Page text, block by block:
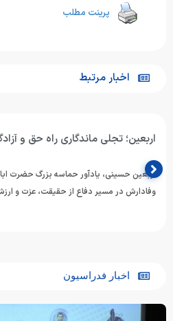
پرینت مطلب
اخبار مرتبط
اربعین؛ تجلی ماندگاری راه حق و
اربعین حسینی، یادآور حماسه بزرگ حضرت
وفادارش در مسیر دفاع از حقیقت، عزت و
اخبار فدراسیون